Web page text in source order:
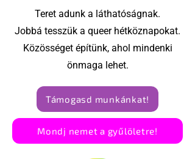
Teret adunk a láthatóságnak.
Jobbá tesszük a queer hétköznapokat.
Közösséget építünk, ahol mindenki
önmaga lehet.
Támogasd munkánkat!
Mondj nemet a gyűlöletre!